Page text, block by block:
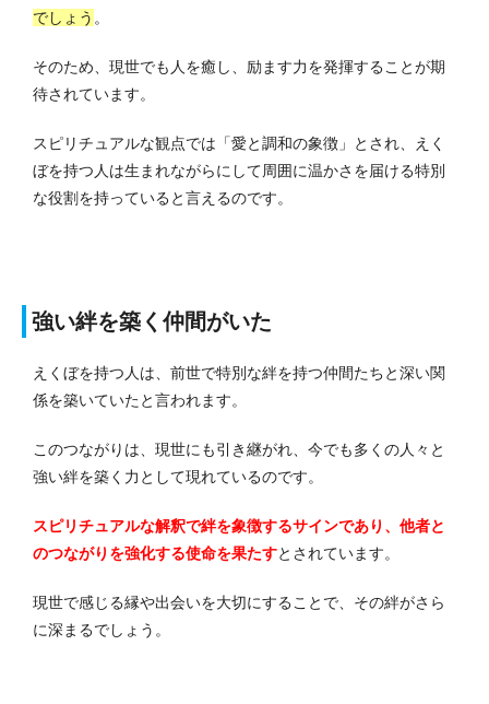
でしょう 。
そのため、現世でも人を癒し、励ます力を発揮することが期
待されています。
スピリチュアルな観点では「愛と調和の象徴」とされ、えく
ぼを持つ人は生まれながらにして周囲に温かさを届ける特別
な役割を持っていると言えるのです。
強い絆を築く仲間がいた
えくぼを持つ人は、前世で特別な絆を持つ仲間たちと深い関
係を築いていたと言われます。
このつながりは、現世にも引き継がれ、今でも多くの人々と
強い絆を築く力として現れているのです。
スピリチュアルな解釈で絆を象徴するサインであり、他者と
のつながりを強化する使命を果たすとされています。
現世で感じる縁や出会いを大切にすることで、その絆がさら
に深まるでしょう。